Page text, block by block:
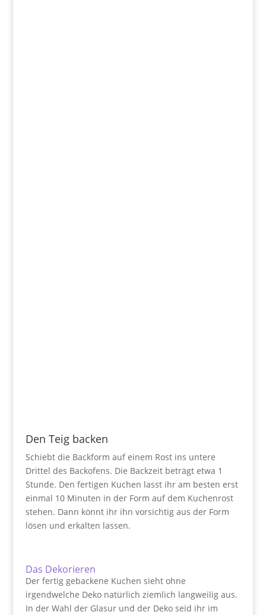
Den Teig backen
Schiebt die Backform auf einem Rost ins untere
Drittel des Backofens. Die Backzeit beträgt etwa 1
Stunde. Den fertigen Kuchen lasst ihr am besten erst
einmal 10 Minuten in der Form auf dem Kuchenrost
stehen. Dann könnt ihr ihn vorsichtig aus der Form
lösen und erkalten lassen.
Das Dekorieren
Der fertig gebackene Kuchen sieht ohne
irgendwelche Deko natürlich ziemlich langweilig aus.
In der Wahl der Glasur und der Deko seid ihr im